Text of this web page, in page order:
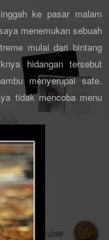
ke pasar malam
menemukan sebuah
mulai dari bintang
hidangan tersebut
menyerupai sate.
tidak mencoba menu